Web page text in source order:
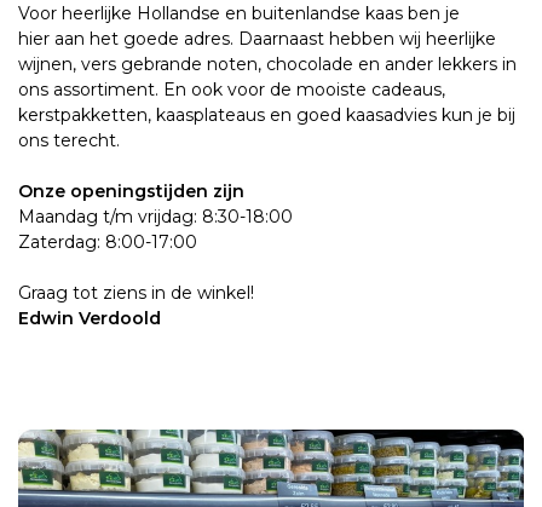
Voor heerlijke Hollandse en buitenlandse kaas ben je
hier aan het goede adres. Daarnaast hebben wij heerlijke
wijnen, vers gebrande noten, chocolade en ander lekkers in
ons assortiment. En ook voor de mooiste cadeaus,
kerstpakketten, kaasplateaus en goed kaasadvies kun je bij
ons terecht.
Onze openingstijden zijn
Maandag t/m vrijdag: 8:30-18:00
Zaterdag: 8:00-17:00
Graag tot ziens in de winkel!
Edwin Verdoold